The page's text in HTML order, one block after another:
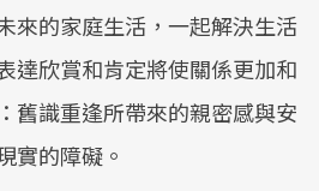
來的家庭生活，一起解決生活
達欣賞和肯定將使關係更加和
舊識重逢所帶來的親密感與安
實的障礙。